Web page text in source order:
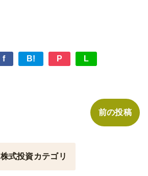
f B! P L
前の投稿
株式投資カテゴリ